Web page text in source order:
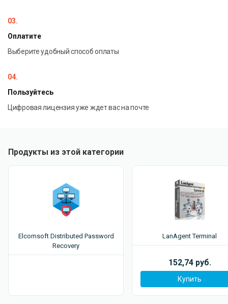
03.
Оплатите
Выберите удобный способ оплаты
04.
Пользуйтесь
Цифровая лицензия уже ждет вас на почте
Продукты из этой категории
Elcomsoft Distributed Password
Recovery
LanAgent Terminal
152,74 руб.
Купить